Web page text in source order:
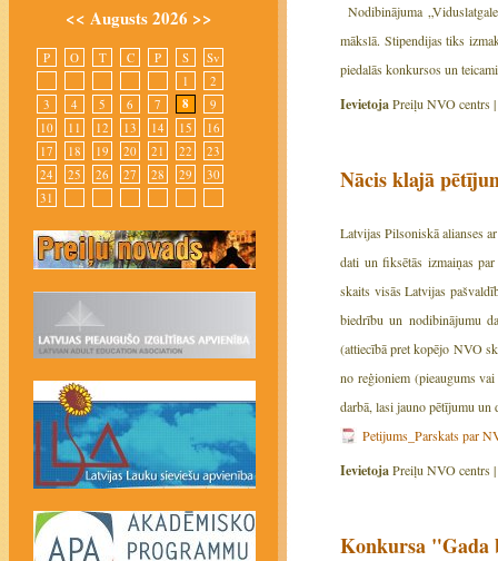
Nodibinājuma
mākslā. Stipendijas tiks
piedalās konkursos un
IevietojaPreiļu NVO centrs |
Nācis klajā
Latvijas Pilsoniskā alianses
dati un fiksētās izmaiņas
skaits visās Latvijas
biedrību un nodibinājumu
(attiecībā pret kopējo NVO
no reģioniem (pieaugums
darbā, lasi jauno pētījumu un
Petijums_Parskats par
IevietojaPreiļu NVO centrs |
Konkursa "Gada
<< Augusts 2026 >>
P O T C P S
Sv
1
2
3
4 5 6 7 8
9
10
11 12 13 14 15
16
17
18 19 20 21 22
23
24
25 26 27 28 29
30
31